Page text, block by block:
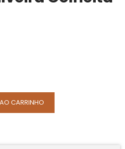
CARRINHO